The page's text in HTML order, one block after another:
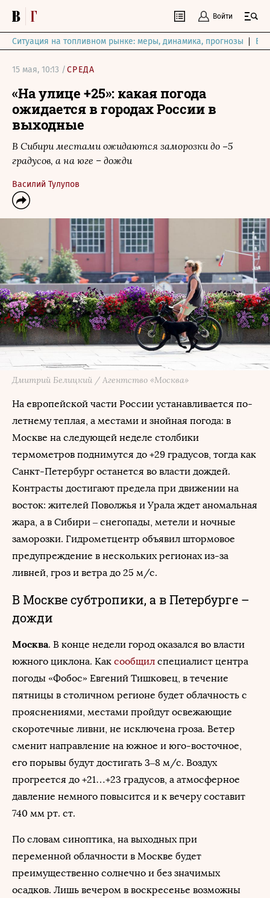
Войти
Ситуация на топливном рынке: меры, динамика, прогнозы
15 мая, 10:13 /СРЕДА
«На улице +25»: какая погода
ожидается в городах России в
выходные
В Сибири местами ожидаются заморозки до −5
градусов, а на юге – дожди
Василий Тулупов
Дмитрий Белицкий / Агентство «Москва»
На европейской части России устанавливается по-
летнему теплая, а местами и знойная погода: в
Москве на следующей неделе столбики
термометров поднимутся до +29 градусов, тогда как
Санкт-Петербург останется во власти дождей.
Контрасты достигают предела при движении на
восток: жителей Поволжья и Урала ждет аномальная
жара, а в Сибири – снегопады, метели и ночные
заморозки. Гидрометцентр объявил штормовое
предупреждение в нескольких регионах из-за
ливней, гроз и ветра до 25 м/с.
В Москве субтропики, а в Петербурге –
дожди
Москва. В конце недели город оказался во власти
южного циклона. Как сообщил специалист центра
погоды «Фобос» Евгений Тишковец, в течение
пятницы в столичном регионе будет облачность с
прояснениями, местами пройдут освежающие
скоротечные ливни, не исключена гроза. Ветер
сменит направление на южное и юго-восточное,
его порывы будут достигать 3–8 м/с. Воздух
прогреется до +21…+23 градусов, а атмосферное
давление немного повысится и к вечеру составит
740 мм рт. ст.
По словам синоптика, на выходных при
переменной облачности в Москве будет
преимущественно солнечно и без значимых
осадков. Лишь вечером в воскресенье возможны